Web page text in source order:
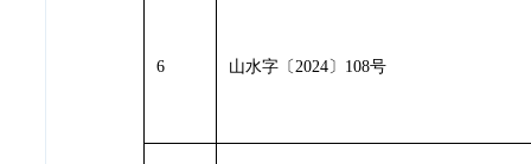
6 山水字 〔 2024 〕 108号